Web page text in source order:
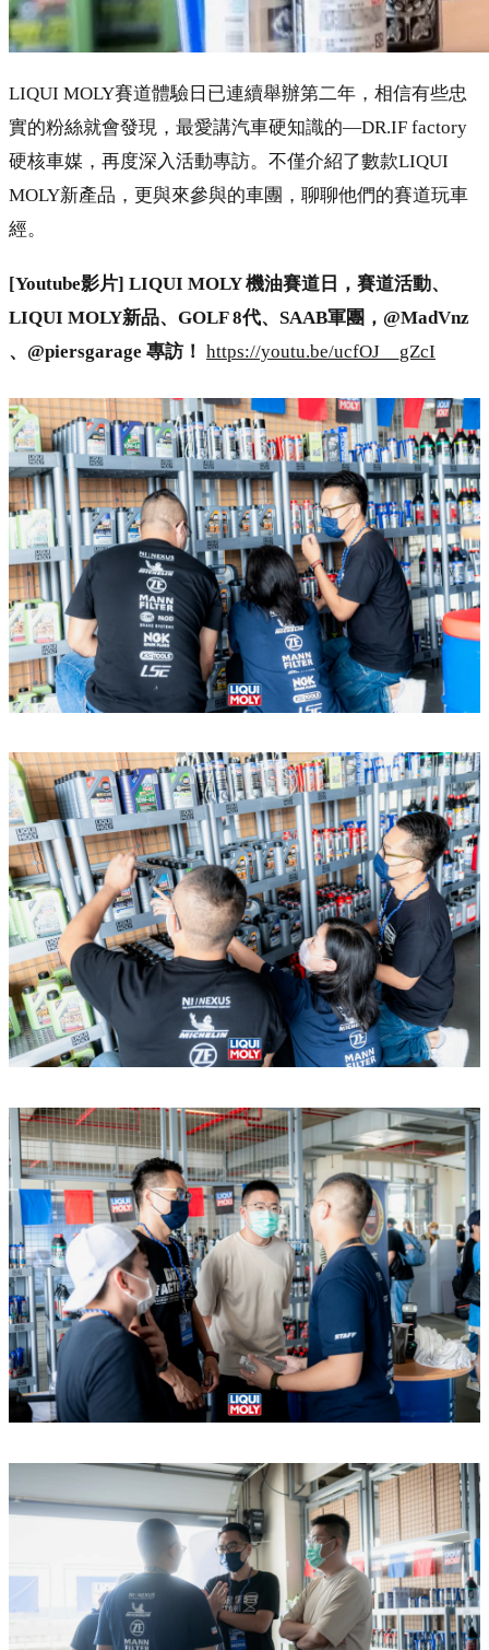
LIQUI MOLY賽道體驗日已連續舉辦第二年，相信有些忠
實的粉絲就會發現，最愛講汽車硬知識的—DR.IF factory
硬核車媒，再度深入活動專訪。不僅介紹了數款LIQUI
MOLY新產品，更與來參與的車團，聊聊他們的賽道玩車
經。
[Youtube影片] LIQUI MOLY 機油賽道日，賽道活動、
LIQUI MOLY新品、GOLF 8代、SAAB軍團，@MadVnz
、@piersgarage 專訪！ https://youtu.be/ucfOJ__gZcI